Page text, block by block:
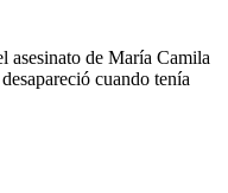
asesinato de María Camila
cuando tenía